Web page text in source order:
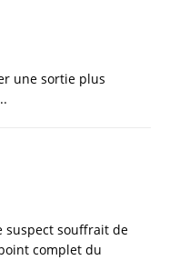
une sortie plus
suspect souffrait de
complet du